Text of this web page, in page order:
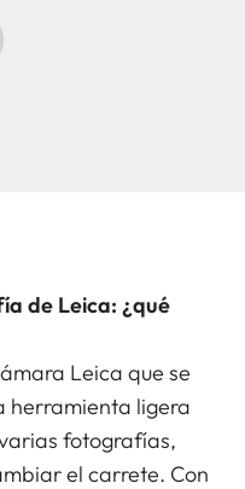
de Leica: ¿qué
Leica que se
herramienta ligera
fotografías,
el carrete. Con